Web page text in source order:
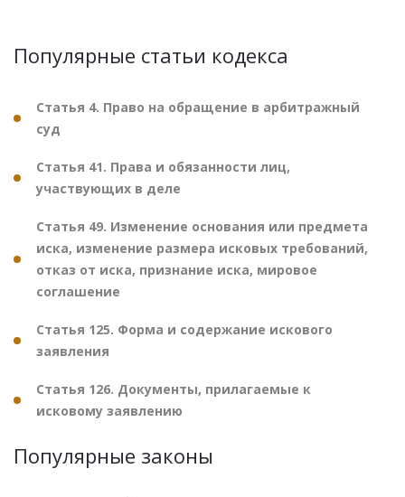
Популярные статьи кодекса
Статья 4. Право на обращение в арбитражный
суд
Статья 41. Права и обязанности лиц,
участвующих в деле
Статья 49. Изменение основания или предмета
иска, изменение размера исковых требований,
отказ от иска, признание иска, мировое
соглашение
Статья 125. Форма и содержание искового
заявления
Статья 126. Документы, прилагаемые к
исковому заявлению
Популярные законы